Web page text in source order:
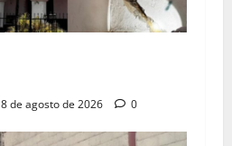
8 de agosto de 2026 0